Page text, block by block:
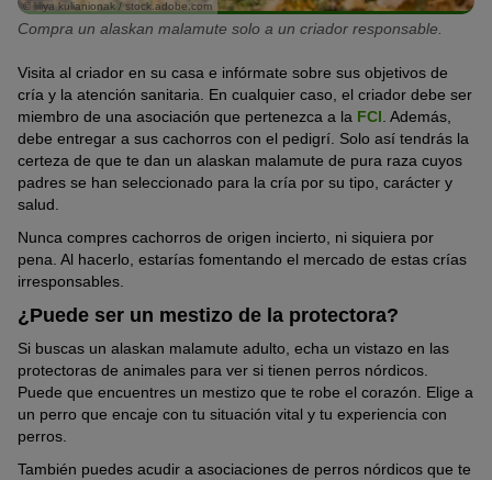
Si quieres recompensarlo con una golosina
, elige snacks sin
necesidad natural de morder. Además, procura que tu peludo
siempre tenga suficiente agua a su disposición y llévala contigo
en excursiones largas.
of America (AMCA).
participaron en expediciones polares. Hoy en día, este fuerte
peludo se utiliza en las carreras con perros de trineo, entre otras
cosas. En estas carreras no destaca tanto por su rapidez como
por su inmensa resistencia. Además, este fortachón nórdico
adorna el escudo del territorio canadiense de Yukón, que hace
frontera con Alaska. Aquí, el malamute de Alaska es el perro
nacional.
© liliya kulianionak / stock.adobe.com
Compra un alaskan malamute solo a un criador responsable.
Visita al criador en su casa e infórmate sobre sus objetivos de
cría y la atención sanitaria. En cualquier caso, el criador debe ser
miembro de una asociación que pertenezca a la FCI . Además,
debe entregar a sus cachorros con el pedigrí. Solo así tendrás la
certeza de que te dan un alaskan malamute de pura raza cuyos
padres se han seleccionado para la cría por su tipo, carácter y
salud.
Nunca compres cachorros de origen incierto, ni siquiera por
pena. Al hacerlo, estarías fomentando el mercado de estas crías
irresponsables.
¿Puede ser un mestizo de la protectora?
Si buscas un alaskan malamute adulto, echa un vistazo en las
protectoras de animales para ver si tienen perros nórdicos.
Puede que encuentres un mestizo que te robe el corazón. Elige a
un perro que encaje con tu situación vital y tu experiencia con
perros.
También puedes acudir a asociaciones de perros nórdicos que te